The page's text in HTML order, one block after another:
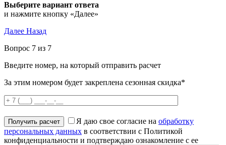
Выберите вариант ответа
и нажмите кнопку «Далее»
Далее Назад
Вопрос 7 из 7
Введите номер, на который отправить расчет
За этим номером будет закреплена сезонная скидка*
Я даю свое согласие на обработку
персональных данных в соответствии с Политикой
конфиденциальности и подтверждаю ознакомление с ее